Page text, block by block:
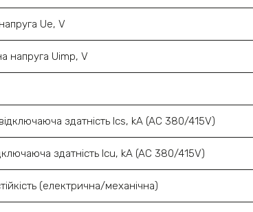
Ue, V
напруга Uimp, V
здатність Ics, kA (AC 380/415V)
здатність Icu, kA (AC 380/415V)
(електрична/механічна)